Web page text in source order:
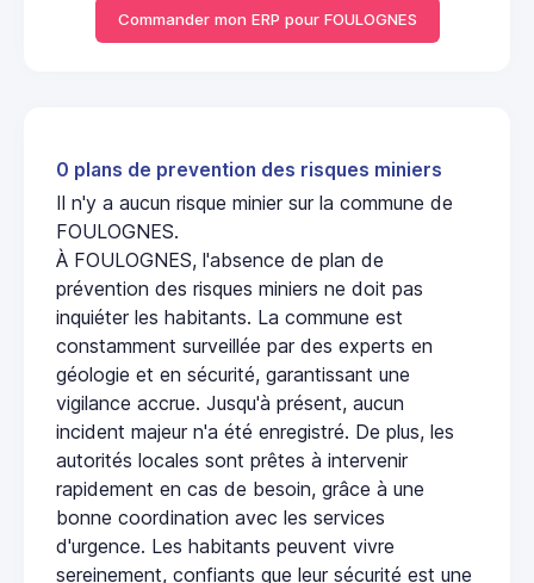
Commander mon ERP pour FOULOGNES
0 plans de prevention des risques miniers
Il n'y a aucun risque minier sur la commune de
FOULOGNES.
À FOULOGNES, l'absence de plan de
prévention des risques miniers ne doit pas
inquiéter les habitants. La commune est
constamment surveillée par des experts en
géologie et en sécurité, garantissant une
vigilance accrue. Jusqu'à présent, aucun
incident majeur n'a été enregistré. De plus, les
autorités locales sont prêtes à intervenir
rapidement en cas de besoin, grâce à une
bonne coordination avec les services
d'urgence. Les habitants peuvent vivre
sereinement, confiants que leur sécurité est une